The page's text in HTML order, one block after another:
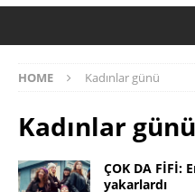
HOME Kadınlar günü
Kadınlar günü
ÇOK DA FİFİ:
yakarlardı